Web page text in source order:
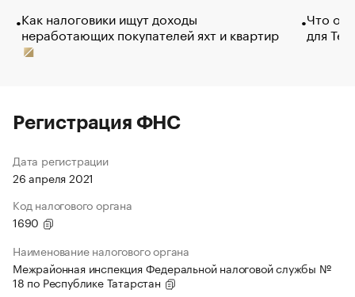
Как налоговики ищут доходы
неработающих покупателей яхт и квартир
Что
для
Регистрация ФНС
Дата регистрации
26 апреля 2021
Код налогового органа
1690
Наименование налогового органа
Межрайонная инспекция Федеральной налоговой службы №
18 по Республике Татарстан